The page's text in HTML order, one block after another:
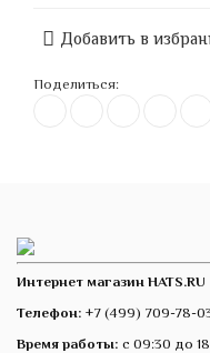
Добавить в
Поделиться:
Интернет магазин HATS.RU
Телефон: +7 (499) 709-78-
Время работы: с 09:30 до